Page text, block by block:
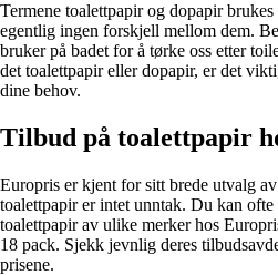
Termene toalettpapir og dopapir
egentlig ingen forskjell mellom dem.
bruker på badet for å tørke oss etter
det toalettpapir eller dopapir, er det
dine behov.
Tilbud på toalettpapir
Europris er kjent for sitt brede utvalg
toalettpapir er intet unntak. Du kan
toalettpapir av ulike merker hos
18 pack. Sjekk jevnlig deres
prisene.